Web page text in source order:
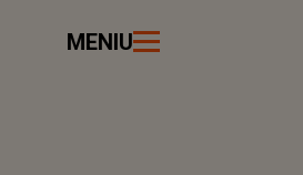
MENIU